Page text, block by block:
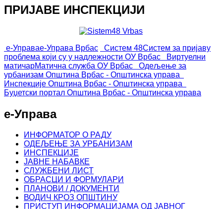
ПРИЈАВЕ ИНСПЕКЦИЈИ
е-Управае-Управа Врбас Систем 48Систем за пријаву
проблема који су у надлежности ОУ Врбас
Виртуелни
матичарМатична служба ОУ Врбас
Одељење за
урбанизам Општина Врбас - Општинска управа
Инспекције Општина Врбас - Општинска управа
Буџетски портал Општина Врбас - Општинска управа
е-Управа
ИНФОРМАТОР О РАДУ
ОДЕЉЕЊЕ ЗА УРБАНИЗАМ
ИНСПЕКЦИЈЕ
ЈАВНЕ НАБАВКЕ
СЛУЖБЕНИ ЛИСТ
ОБРАСЦИ И ФОРМУЛАРИ
ПЛАНОВИ / ДОКУМЕНТИ
ВОДИЧ КРОЗ ОПШТИНУ
ПРИСТУП ИНФОРМАЦИЈАМА ОД ЈАВНОГ